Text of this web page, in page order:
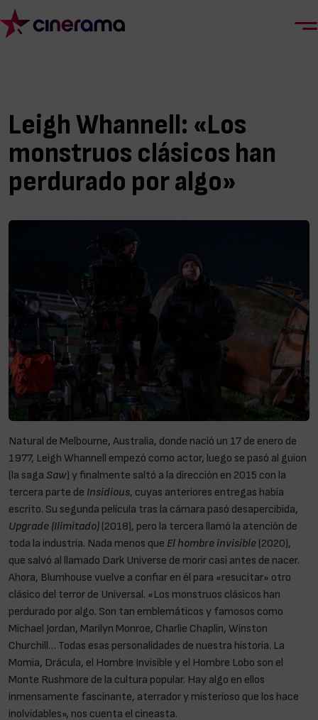
Leigh Whannell: «Los
monstruos clásicos han
perdurado por algo»
Natural de Melbourne, Australia, donde nació un 17 de enero de
1977, Leigh Whannell empezó como actor, luego se pasó al guion
(la saga Saw) y finalmente saltó a la dirección en 2015 con la
tercera parte de Insidious, cuyas anteriores entregas había
escrito. Su segunda película tras la cámara pasó desapercibida,
Upgrade (Ilimitado) (2018), pero la tercera llamó la atención de
toda la industria. Nada menos que El hombre invisible (2020),
que salvó al llamado Dark Universe de morir casi antes de nacer.
Ahora, Blumhouse vuelve a confiar en él para «resucitar» otro
clásico del terror de Universal. «Los monstruos clásicos han
perdurado por algo. Son tan emblemáticos y famosos como
Michael Jordan, Marilyn Monroe, Charlie Chaplin, Winston
Churchill… Todas esas personalidades de nuestra historia. La
Momia, Drácula, el Hombre Invisible y el Hombre Lobo son el
Monte Rushmore de la cultura popular. Hay algo en ellos
inmensamente fascinante, aterrador y misterioso que los hace
inolvidables», nos cuenta el cineasta.